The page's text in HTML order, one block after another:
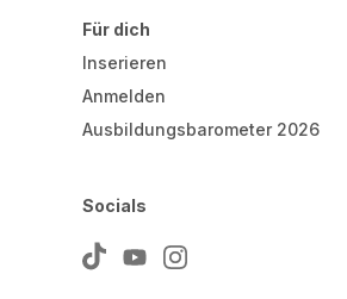
Für dich
Inserieren
Anmelden
Ausbildungsbarometer 2026
Socials